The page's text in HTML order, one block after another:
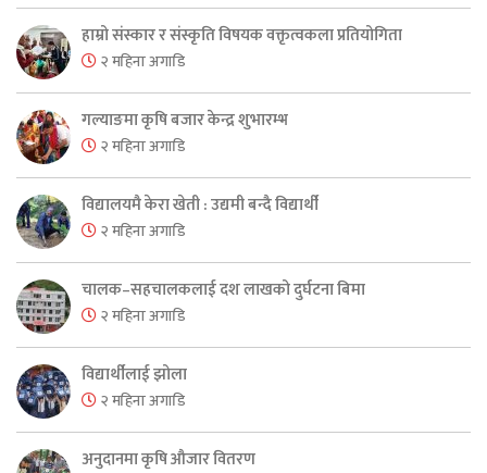
हाम्रो संस्कार र संस्कृति विषयक वक्तृत्वकला प्रतियोगिता
२ महिना अगाडि
गल्याङमा कृषि बजार केन्द्र शुभारम्भ
२ महिना अगाडि
विद्यालयमै केरा खेती : उद्यमी बन्दै विद्यार्थी
२ महिना अगाडि
चालक–सहचालकलाई दश लाखको दुर्घटना बिमा
२ महिना अगाडि
विद्यार्थीलाई झोला
२ महिना अगाडि
अनुदानमा कृषि औजार वितरण